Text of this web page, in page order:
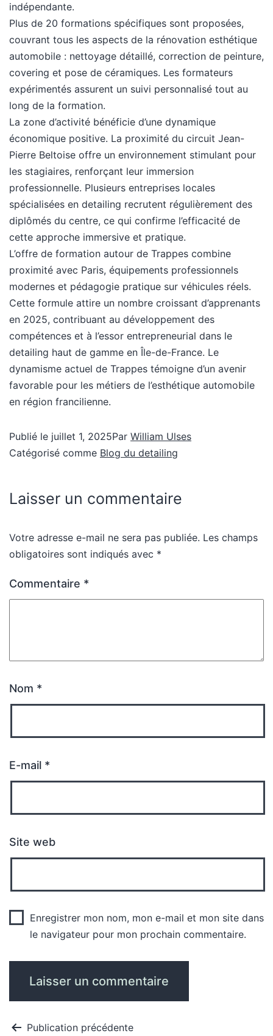
indépendante.
Plus de 20 formations spécifiques sont proposées,
couvrant tous les aspects de la rénovation esthétique
automobile : nettoyage détaillé, correction de peinture,
covering et pose de céramiques. Les formateurs
expérimentés assurent un suivi personnalisé tout au
long de la formation.
La zone d’activité bénéficie d’une dynamique
économique positive. La proximité du circuit Jean-
Pierre Beltoise offre un environnement stimulant pour
les stagiaires, renforçant leur immersion
professionnelle. Plusieurs entreprises locales
spécialisées en detailing recrutent régulièrement des
diplômés du centre, ce qui confirme l’efficacité de
cette approche immersive et pratique.
L’offre de formation autour de Trappes combine
proximité avec Paris, équipements professionnels
modernes et pédagogie pratique sur véhicules réels.
Cette formule attire un nombre croissant d’apprenants
en 2025, contribuant au développement des
compétences et à l’essor entrepreneurial dans le
detailing haut de gamme en Île-de-France. Le
dynamisme actuel de Trappes témoigne d’un avenir
favorable pour les métiers de l’esthétique automobile
en région francilienne.
Publié le juillet 1, 2025Par William Ulses
Catégorisé comme Blog du detailing
Laisser un commentaire
Votre adresse e-mail ne sera pas publiée. Les champs
obligatoires sont indiqués avec *
Commentaire *
Nom *
E-mail *
Site web
Enregistrer mon nom, mon e-mail et mon site dans
le navigateur pour mon prochain commentaire.
Publication précédente